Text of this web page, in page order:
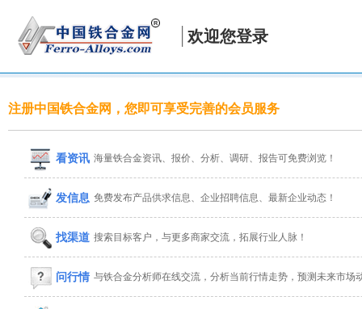
欢迎您登录
注册中国铁合金网，您即可享受完善的会员服务
看资讯 海量铁合金资讯、报价、分析、调研、报告可免费浏览！
发信息 免费发布产品供求信息、企业招聘信息、最新企业动态！
找渠道 搜索目标客户，与更多商家交流，拓展行业人脉！
问行情 与铁合金分析师在线交流，分析当前行情走势，预测未来市场